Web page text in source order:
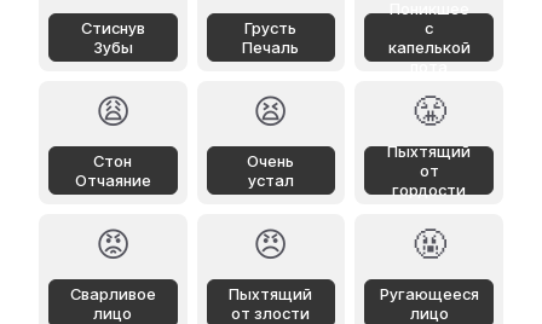
Стиснув
Зубы
Грусть
Печаль
с
капелькой
пота
😩
Стон
Отчаяние
😫
Очень
устал
😤
Пыхтящий
от
гордости
😡
Сварливое
лицо
😠
Пыхтящий
от злости
🤬
Ругающееся
лицо